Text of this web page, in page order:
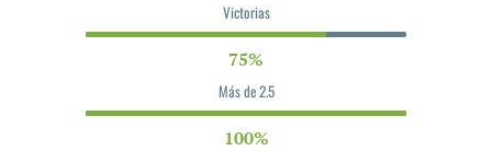
Victorias
75%
Más de 2.5
100%